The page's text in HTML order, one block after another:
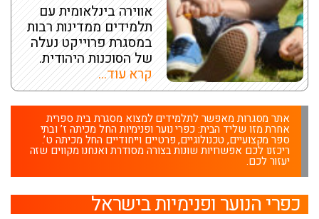
אווירה בינלאומית עם
תלמידים ממדינות רבות
במסגרת פרוייקט נעלה
של הסוכנות היהודית.
קרא עוד...
אתר מסגרות מאפשר לתלמידים למצוא מסגרת בית ספרית
אחרת מזו שליד הבית: כפרי נוער ופנימיות החל מכיתה ז’ ובתי
ספר מקצועיים, טכנולוגיים, פרטיים וייחודיים החל מכיתה ט’.
ריכזנו לכם אפשרויות שונות בצורה מסודרת ואנחנו מקווים שזה
יעזור לכם.
כפרי הנוער ופנימיות בישראל